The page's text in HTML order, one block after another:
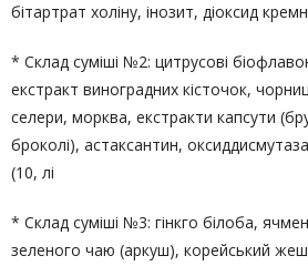
бітартрат холіну, інозит, діоксид
* Склад суміші №2: цитрусові
екстракт виноградних кісточок,
селери, морква, екстракти капсути
броколі), астаксантин,
(10, лі
* Склад суміші №3: гінкго білоба,
зеленого чаю (аркуш), корейський